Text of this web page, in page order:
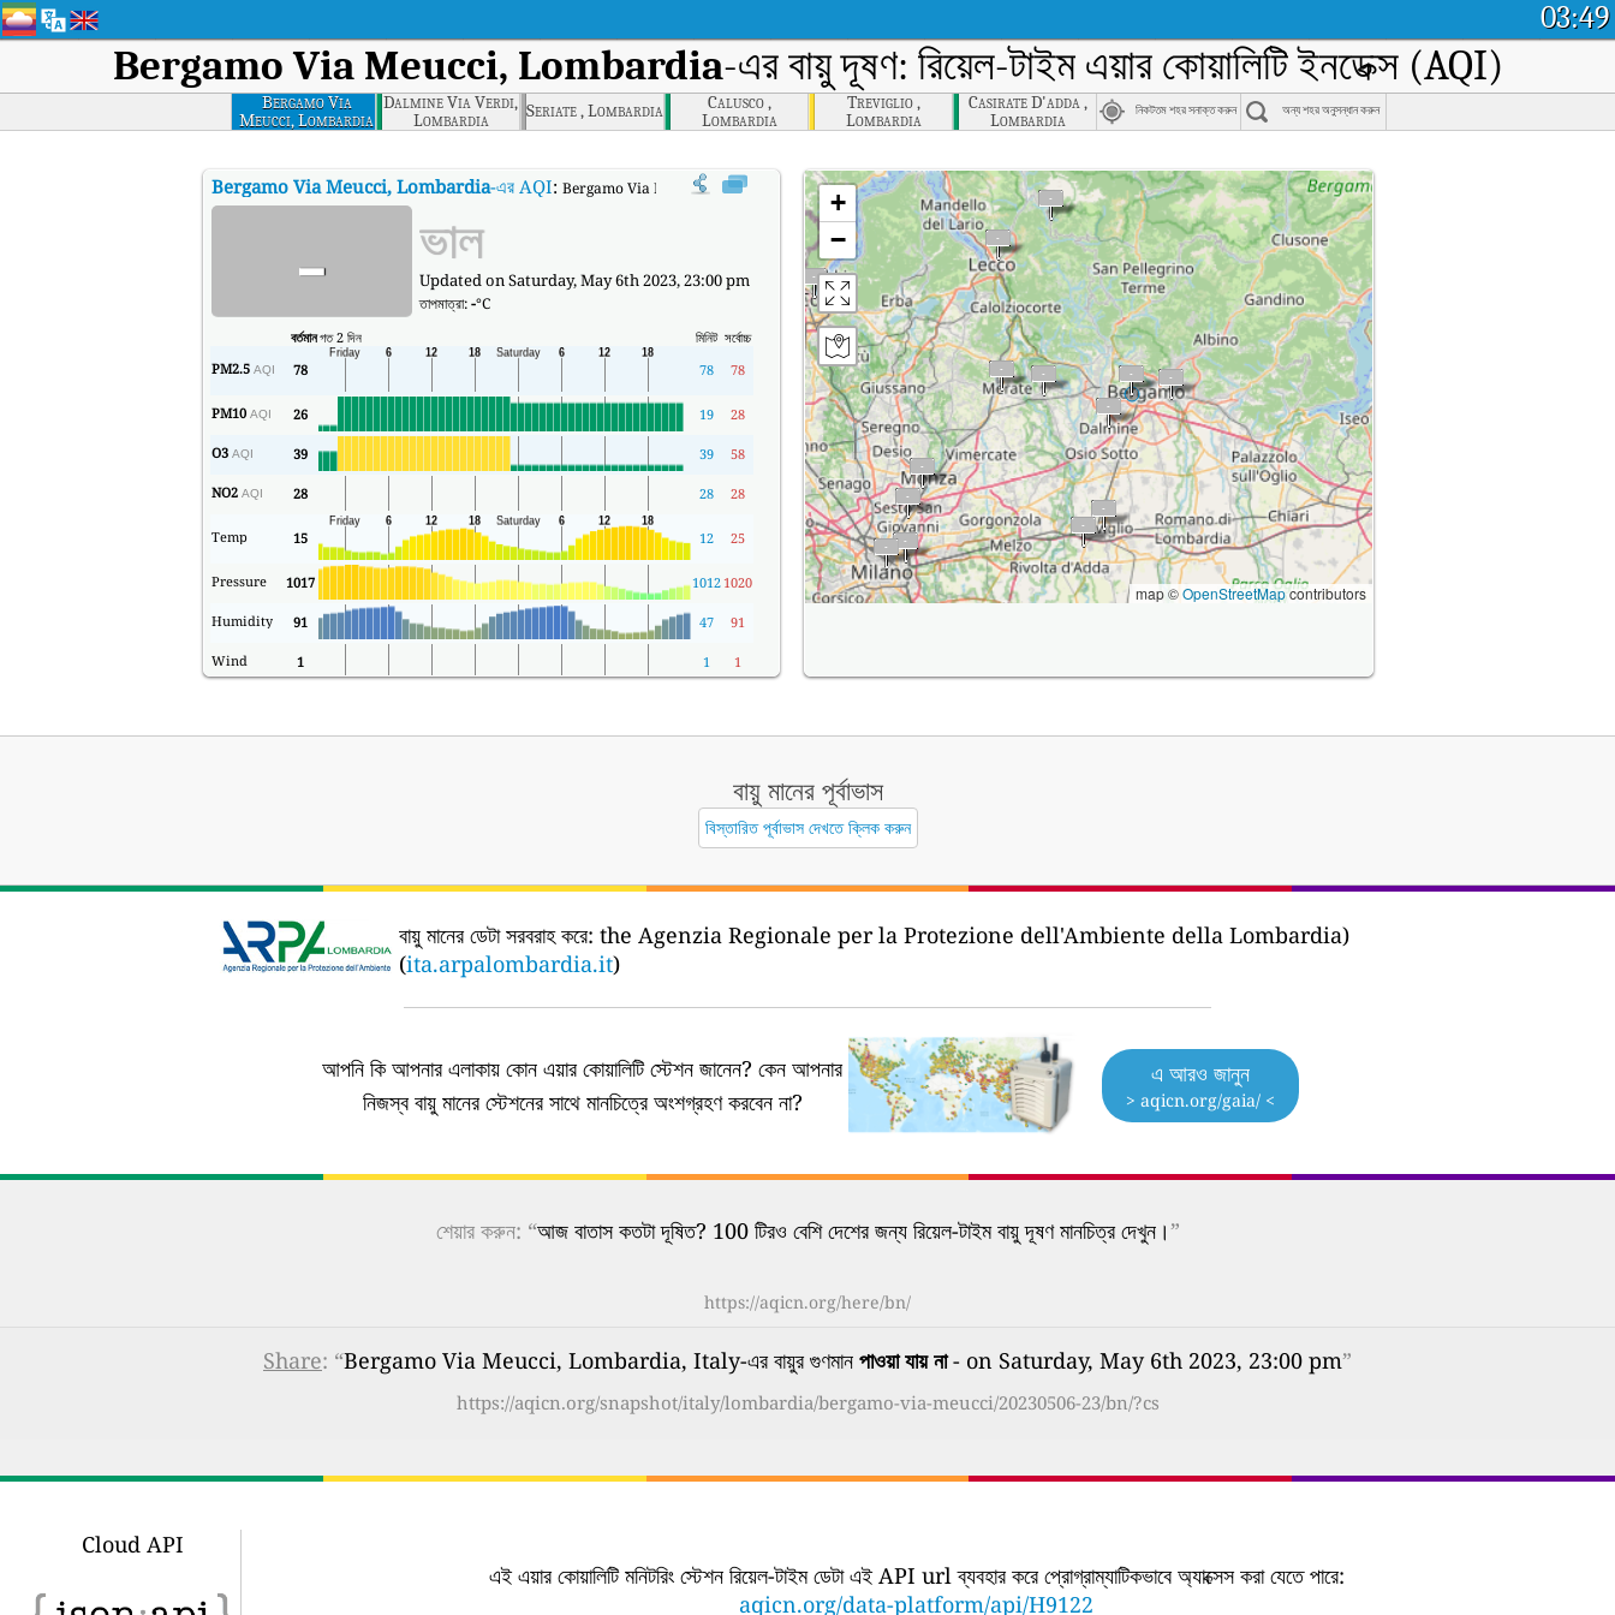
03:49
Bergamo Via Meucci, Lombardia-এর বায়ু দূষণ: রিয়েল-টাইম এয়ার কোয়ালিটি ইনডেক্স (AQI)
Bergamo Via
Meucci, Lombardia
Dalmine Via Verdi,
Lombardia
Seriate , Lombardia
Calusco ,
Lombardia
Treviglio ,
Lombardia
Casirate D'adda ,
Lombardia
নিকটতম শহর সনাক্ত করুন অন্য শহর অনুসন্ধান করুন
Bergamo Via Meucci, Lombardia-এর AQI: Bergamo Via Meucci, Lombardia-এর রিয়েল-টাইম এয়ার কোয়ালিটি ইনডেক্স (AQI)।
- ভাল
Updated on Saturday, May 6th 2023, 23:00 pm
তাপমাত্রা:-°C
বর্তমানগত 2 দিন মিনিট সর্বোচ্চ
PM2.5 AQI 78 78 78
PM10 AQI 26 19 28
O3 AQI 39 39 58
NO2 AQI 28 28 28
Temp 15 12 25
Pressure 1017 1012 1020
Humidity 91 47 91
Wind 1 1 1
+
−
map ©OpenStreetMapcontributors
বায়ু মানের পূর্বাভাস
বিস্তারিত পূর্বাভাস দেখতে ক্লিক করুন
বায়ু মানের ডেটা সরবরাহ করে: the Agenzia Regionale per la Protezione dell'Ambiente della Lombardia)
(ita.arpalombardia.it)
আপনি কি আপনার এলাকায় কোন এয়ার কোয়ালিটি স্টেশন জানেন? কেন আপনার
নিজস্ব বায়ু মানের স্টেশনের সাথে মানচিত্রে অংশগ্রহণ করবেন না?
এ আরও জানুন
> aqicn.org/gaia/ <
শেয়ার করুন: “আজ বাতাস কতটা দূষিত? 100 টিরও বেশি দেশের জন্য রিয়েল-টাইম বায়ু দূষণ মানচিত্র দেখুন।”
https://aqicn.org/here/bn/
Share: “Bergamo Via Meucci, Lombardia, Italy-এর বায়ুর গুণমান পাওয়া যায় না- on Saturday, May 6th 2023, 23:00 pm”
https://aqicn.org/snapshot/italy/lombardia/bergamo-via-meucci/20230506-23/bn/?cs
Cloud API
এই এয়ার কোয়ালিটি মনিটরিং স্টেশন রিয়েল-টাইম ডেটা এই API url ব্যবহার করে প্রোগ্রাম্যাটিকভাবে অ্যাক্সেস করা যেতে পারে:
aqicn.org/data-platform/api/H9122